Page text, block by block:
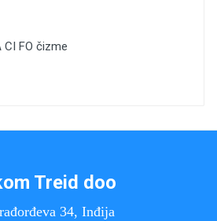
CI FO čizme
Treid doo
34, Inđija